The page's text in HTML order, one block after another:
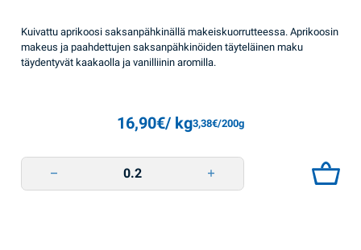
Kuivattu aprikoosi saksanpähkinällä makeiskuorrutteessa. Aprikoosin
makeus ja paahdettujen saksanpähkinöiden täyteläinen maku
täydentyvät kaakaolla ja vanilliinin aromilla.
16,90€/ kg3,38€/200g
Aprikoosi ja pähkinä suklaakuorrute Ametist quantity